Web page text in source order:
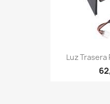
Luz Trasera